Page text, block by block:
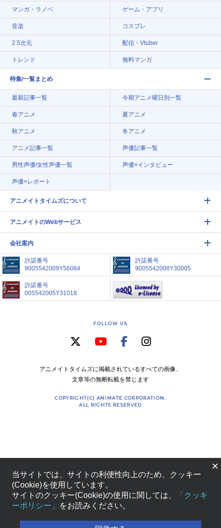
マンガ・ラノベ ゲーム・アプリ
音楽 コスプレ
2.5次元 配信・Vtuber
トレンド 無料マンガ
特集/一覧まとめ
最新記事一覧 今期アニメ曜日別一覧
春アニメ 夏アニメ
秋アニメ 冬アニメ
アニメ記事一覧 声優記事一覧
男性声優/女性声優一覧 声優×インタビュー
声優×レポート
アニメイトタイムズについて
アニメイトのWebサービス
会社案内
許諾番号
9005542009Y56084
許諾番号
9005542008Y30005
許諾番号
005542005Y31018
FOLLOW US
アニメイトタイムズに掲載されているすべての画像、
文章等の無断転載を禁じます
COPYRIGHT(C) ANIMATE CORPORATION.
ALL RIGHTS RESERVED
×
当サイトでは、サイトの利便性向上のため、クッキー
(Cookie)を使用しています。
サイトのクッキー(Cookie)の使用に関しては、
「クッキ
ーポリシー」
をお読みください。